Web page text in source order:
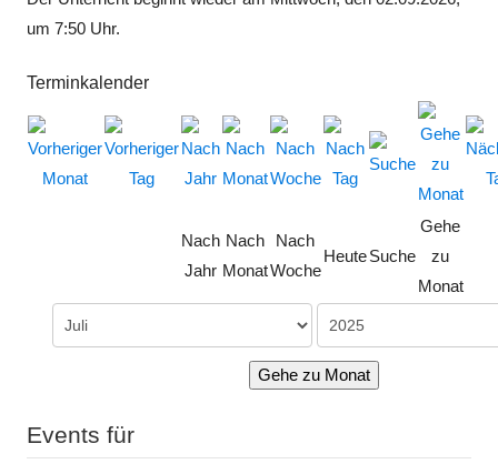
um 7:50 Uhr.
Terminkalender
Nach
Jahr
Nach
Monat
Nach
Woche
HeuteSuche
Gehe
zu
Monat
Gehe zu Monat
Events für